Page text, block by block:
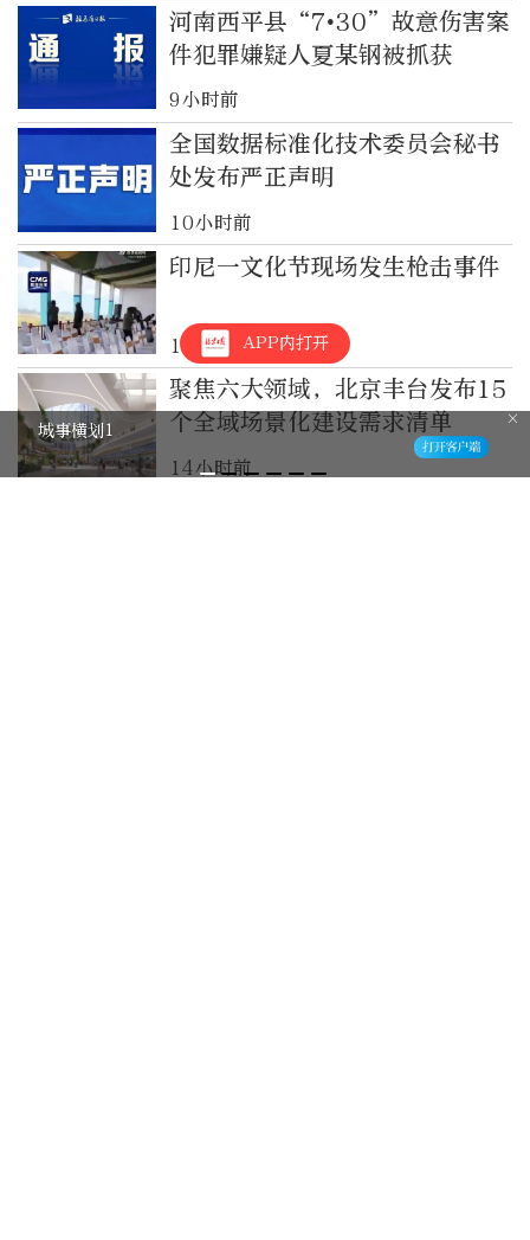
河南西平县“7•30”故意伤害案
件犯罪嫌疑人夏某钢被抓获
9小时前
全国数据标准化技术委员会秘书
处发布严正声明
10小时前
印尼一文化节现场发生枪击事件
11小时前
聚焦六大领域，北京丰台发布15
个全域场景化建设需求清单
14小时前
APP内打开
城事横划1